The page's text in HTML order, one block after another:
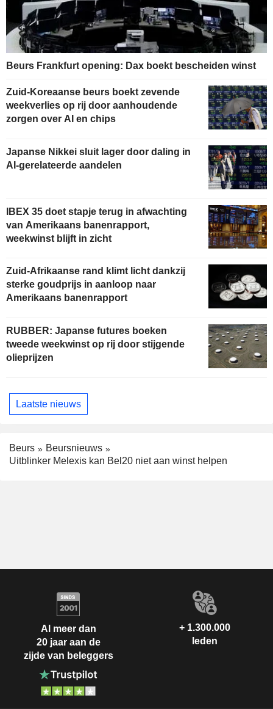
Beurs Frankfurt opening: Dax boekt bescheiden winst
Zuid-Koreaanse beurs boekt zevende
weekverlies op rij door aanhoudende
zorgen over AI en chips
Japanse Nikkei sluit lager door daling in
AI-gerelateerde aandelen
IBEX 35 doet stapje terug in afwachting
van Amerikaans banenrapport,
weekwinst blijft in zicht
Zuid-Afrikaanse rand klimt licht dankzij
sterke goudprijs in aanloop naar
Amerikaans banenrapport
RUBBER: Japanse futures boeken
tweede weekwinst op rij door stijgende
olieprijzen
Laatste nieuws
Beurs
Beursnieuws
Uitblinker Melexis kan Bel20 niet aan winst helpen
Al meer dan
20 jaar aan de
zijde van beleggers
+ 1.300.000
leden